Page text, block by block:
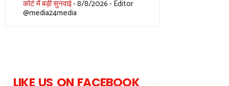
कोर्ट में बड़ी सुनवाई- 8/8/2026- Editor
@media24media
LIKE US ON FACEBOOK